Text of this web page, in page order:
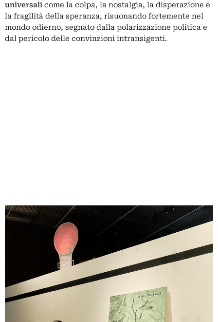
universali come la colpa, la nostalgia, la disperazione e
la fragilità della speranza, risuonando fortemente nel
mondo odierno, segnato dalla polarizzazione politica e
dal pericolo delle convinzioni intransigenti.